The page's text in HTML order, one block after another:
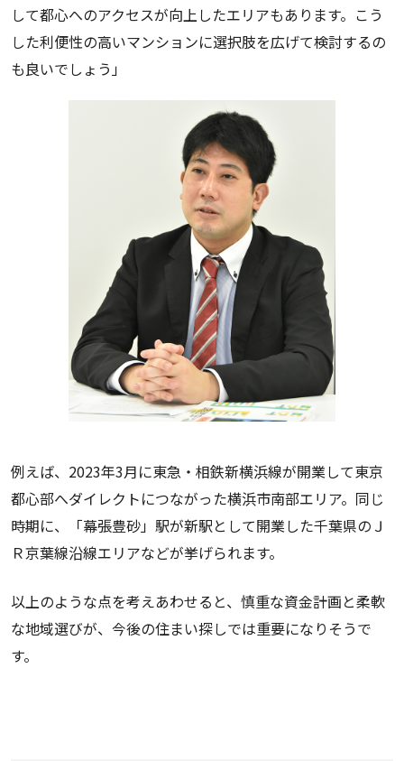
して都心へのアクセスが向上したエリアもあります。こう
した利便性の高いマンションに選択肢を広げて検討するの
も良いでしょう」
例えば、2023年3月に東急・相鉄新横浜線が開業して東京
都心部へダイレクトにつながった横浜市南部エリア。同じ
時期に、「幕張豊砂」駅が新駅として開業した千葉県のＪ
Ｒ京葉線沿線エリアなどが挙げられます。
以上のような点を考えあわせると、慎重な資金計画と柔軟
な地域選びが、今後の住まい探しでは重要になりそうで
す。